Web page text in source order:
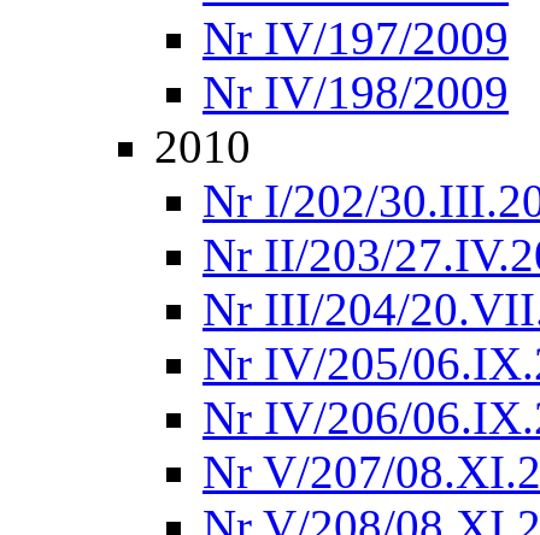
Nr IV/197/2009
Nr IV/198/2009
2010
Nr I/202/
Nr II/203/
Nr III/204/
Nr IV/205/
Nr IV/206/
Nr V/207/